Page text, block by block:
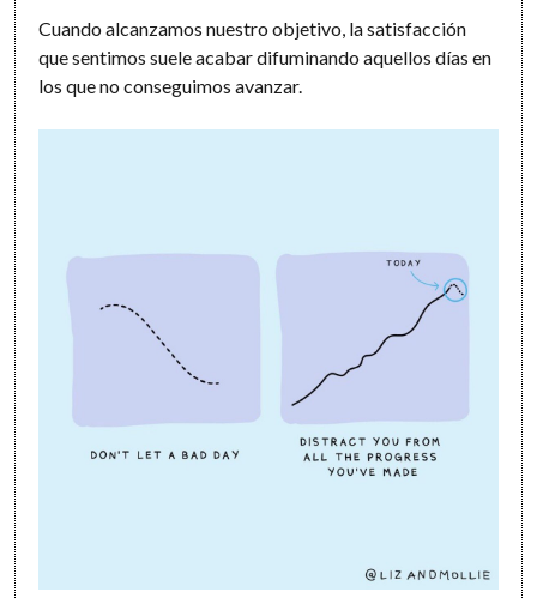
Cuando alcanzamos nuestro objetivo, la satisfacción
que sentimos suele acabar difuminando aquellos días en
los que no conseguimos avanzar.